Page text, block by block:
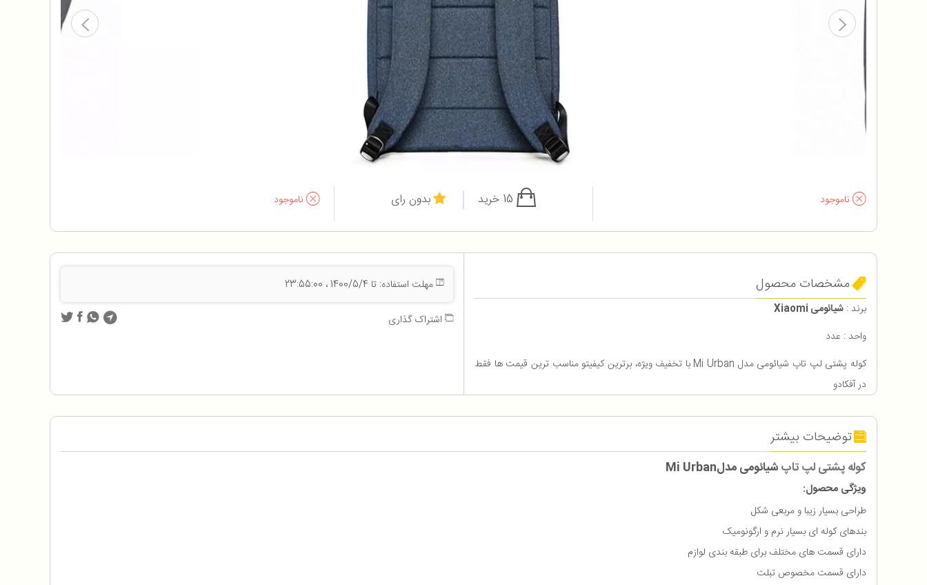
ناموجود بدون رای ناموجود
مشخصات محصول
برند : شیائومی Xiaomi
واحد : عدد
کوله پشتی لپ تاپ شیائومی مدل Mi Urban با تخفیف ویژه، برترین کیفیتو مناسب ترین قیمت ها فقط
در آفکادو
مهلت استفاده: تا 1400/5/4 ، 23:55:00
اشتراک گذاری
توضیحات بیشتر
کوله پشتی لپ تاپشیائومی مدلMi Urban
ویژگی محصول:
طراحی بسیار زیبا و مربعی شکل
بندهای کوله ای بسیار نرم و ارگونومیک
دارای قسمت های مختلف برای طبقه بندی لوازم
دارای قسمت مخصوص تبلت